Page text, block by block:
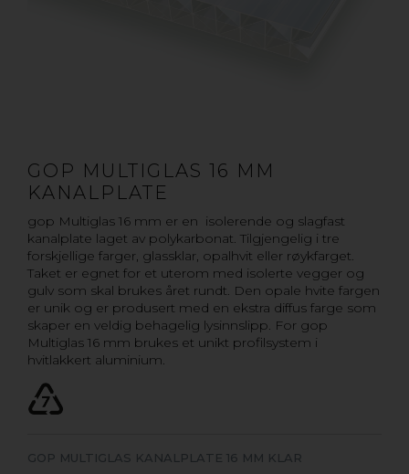
GOP MULTIGLAS 16 MM
KANALPLATE
gop Multiglas 16 mm er en isolerende og slagfast
kanalplate laget av polykarbonat. Tilgjengelig i tre
forskjellige farger, glassklar, opalhvit eller røykfarget.
Taket er egnet for et uterom med isolerte vegger og
gulv som skal brukes året rundt. Den opale hvite fargen
er unik og er produsert med en ekstra diffus farge som
skaper en veldig behagelig lysinnslipp. For gop
Multiglas 16 mm brukes et unikt profilsystem i
hvitlakkert aluminium.
GOP MULTIGLAS KANALPLATE 16 MM KLAR